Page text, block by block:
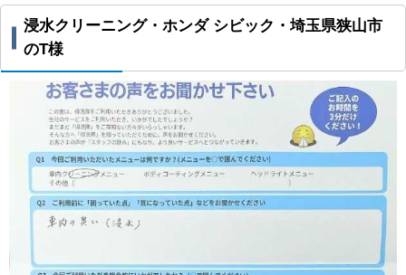
浸水クリーニング・ホンダ シビック・埼玉県狭山市
のT様